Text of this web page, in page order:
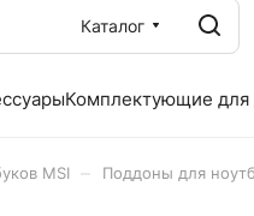
Каталог
Комплектующие для
MSI Поддоны для